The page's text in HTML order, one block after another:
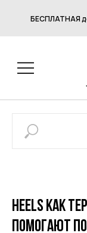
БЕСПЛАТНАЯ
Heels как
помогают